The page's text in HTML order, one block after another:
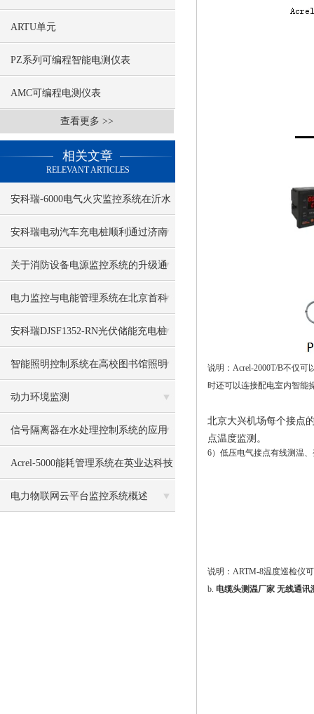
ARTU单元
PZ系列可编程智能电测仪表
AMC可编程电测仪表
查看更多 >>
相关文章
RELEVANT ARTICLES
安科瑞-6000电气火灾监控系统在沂水
鲁南矿业项目中的应用
安科瑞电动汽车充电桩顺利通过济南
市静态交通云平台并网接入
关于消防设备电源监控系统的升级通
知
电力监控与电能管理系统在北京首科
大厦的应用
安科瑞DJSF1352-RN光伏储能充电桩
直流电能计量
智能照明控制系统在高校图书馆照明
节能设计中的应用
动力环境监测
信号隔离器在水处理控制系统的应用
Acrel-5000能耗管理系统在英业达科技
有限公司的应用
电力物联网云平台监控系统概述
说明： Acrel-2000T/B不仅可
时还可以连接配电室内智能
北京大兴机场每个接点
点温度监测。
6）低压电气接点有线测温
说明：ARTM-8温度巡检仪
b. 电缆头测温厂家 无线通讯